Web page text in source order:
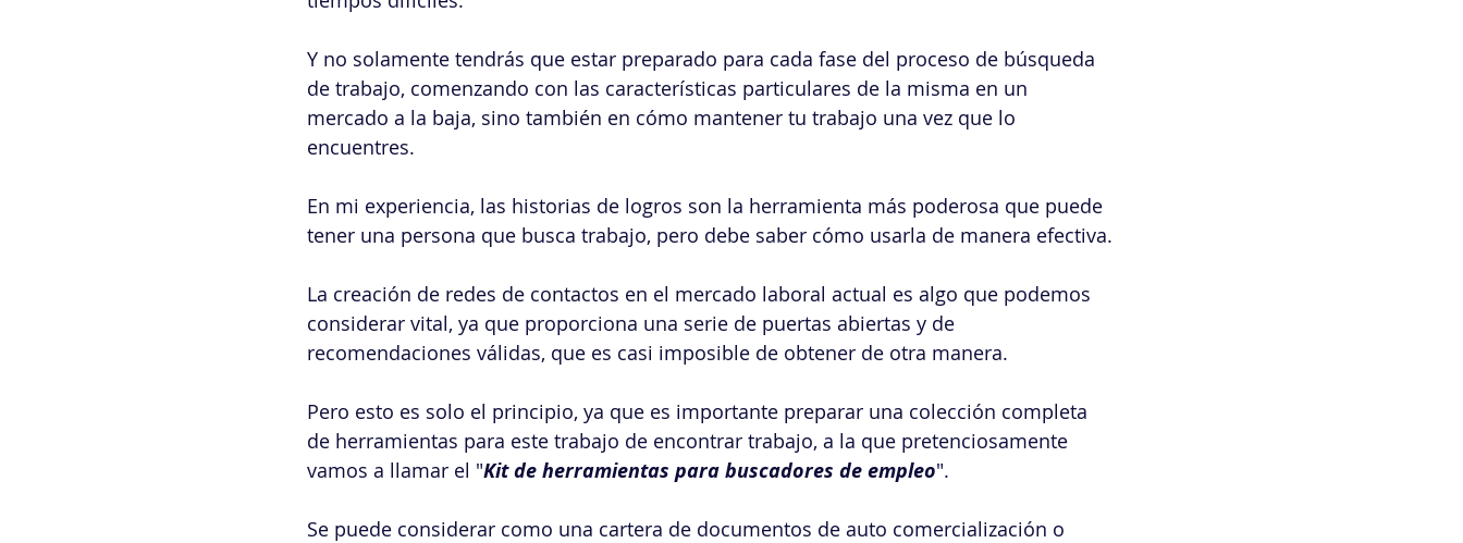
Y no solamente tendrás que estar preparado para cada fase del proceso de búsqueda
de trabajo, comenzando con las características particulares de la misma en un
mercado a la baja, sino también en cómo mantener tu trabajo una vez que lo
encuentres.
En mi experiencia, las historias de logros son la herramienta más poderosa que puede
tener una persona que busca trabajo, pero debe saber cómo usarla de manera efectiva.
La creación de redes de contactos en el mercado laboral actual es algo que podemos
considerar vital, ya que proporciona una serie de puertas abiertas y de
recomendaciones válidas, que es casi imposible de obtener de otra manera.
Pero esto es solo el principio, ya que es importante preparar una colección completa
de herramientas para este trabajo de encontrar trabajo, a la que pretenciosamente
vamos a llamar el "Kit de herramientas para buscadores de empleo".
Se puede considerar como una cartera de documentos de auto comercialización o